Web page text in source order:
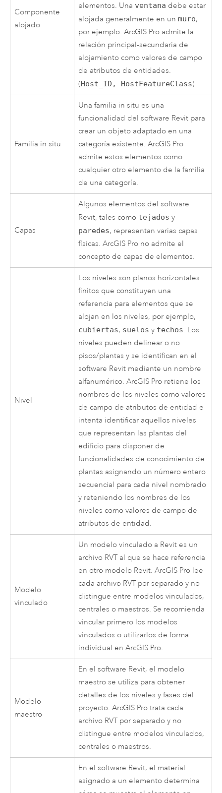
Componente
alojado
elementos. Una ventana debe estar
alojada generalmente en unmuro,
por ejemplo.ArcGIS Pro admite la
relación principal-secundaria de
alojamiento como valores de campo
de atributos de entidades.
(Host_ID, HostFeatureClass)
Familia in situ
Una familia in situ es una
funcionalidad del software Revit para
crear un objeto adaptado en una
categoría existente.ArcGIS Pro
admite estos elementos como
cualquier otro elemento de la familia
de una categoría.
Capas
Algunos elementos del software
Revit, tales como tejados y
paredes, representan varias capas
físicas.ArcGIS Pro no admite el
concepto de capas de elementos.
Nivel
Los niveles son planos horizontales
finitos que constituyen una
referencia para elementos que se
alojan en los niveles, por ejemplo,
cubiertas, suelos y techos. Los
niveles pueden delinear o no
pisos/plantas y se identifican en el
software Revit mediante un nombre
alfanumérico.ArcGIS Pro retiene los
nombres de los niveles como valores
de campo de atributos de entidad e
intenta identificar aquellos niveles
que representan las plantas del
edificio para disponer de
funcionalidades de conocimiento de
plantas asignando un número entero
secuencial para cada nivel nombrado
y reteniendo los nombres de los
niveles como valores de campo de
atributos de entidad.
Modelo
vinculado
Un modelo vinculado a Revit es un
archivo RVT al que se hace referencia
en otro modelo Revit.ArcGIS Pro lee
cada archivo RVT por separado y no
distingue entre modelos vinculados,
centrales o maestros. Se recomienda
vincular primero los modelos
vinculados o utilizarlos de forma
individual enArcGIS Pro.
Modelo
maestro
En el software Revit, el modelo
maestro se utiliza para obtener
detalles de los niveles y fases del
proyecto.ArcGIS Pro trata cada
archivo RVT por separado y no
distingue entre modelos vinculados,
centrales o maestros.
En el software Revit, el material
asignado a un elemento determina